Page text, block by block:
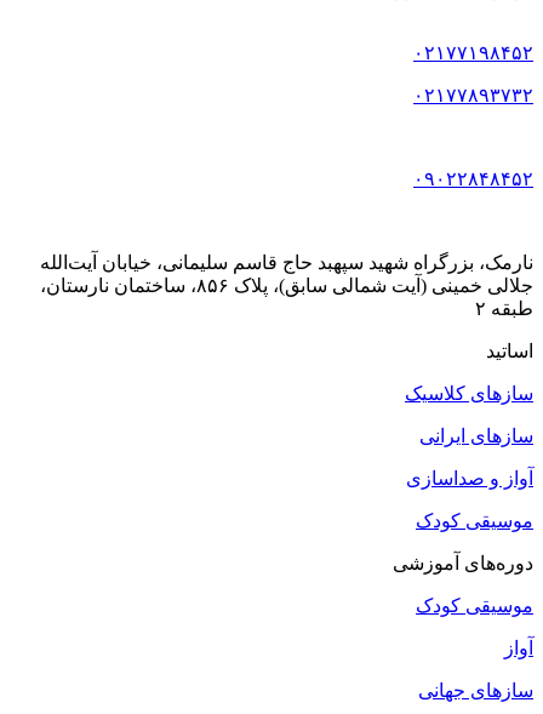
۰۲۱۷۷۱۹۸۴۵۲
۰۲۱۷۷۸۹۳۷۳۲
۰۹۰۲۲۸۴۸۴۵۲
نارمک، بزرگراه شهید سپهبد حاج قاسم سلیمانی، خیابان آیت‌الله
جلالی خمینی (آیت شمالی سابق)، پلاک ۸۵۶، ساختمان نارستان،
طبقه ۲
اساتید
سازهای کلاسیک
سازهای ایرانی
آواز و صداسازی
موسیقی کودک
دوره‌های آموزشی
موسیقی کودک
آواز
سازهای جهانی